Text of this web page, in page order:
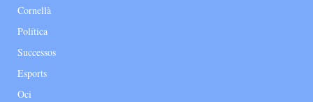
Cornellà
Política
Successos
Esports
Oci